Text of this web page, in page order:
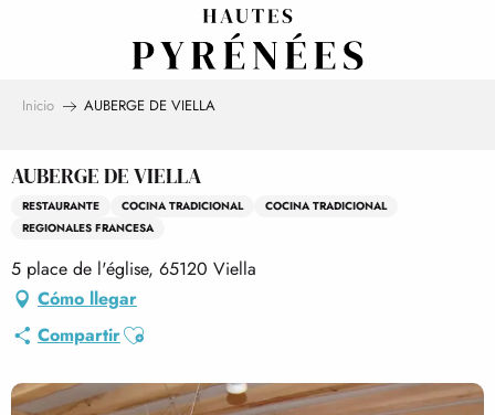
Inicio AUBERGE DE VIELLA
AUBERGE DE VIELLA
RESTAURANTE COCINA TRADICIONAL
COCINA TRADICIONAL
REGIONALES FRANCESA
5 place de l'église, 65120 Viella
Cómo llegar
CompartirAjouter aux favoris